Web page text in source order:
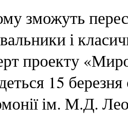
зможуть
і
проекту
15
ім. М.Д.